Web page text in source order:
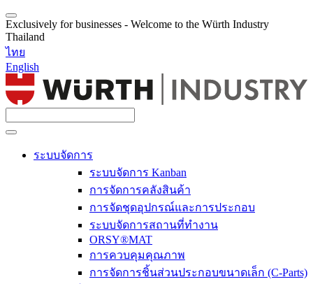
Exclusively for businesses - Welcome to the Würth Industry
Thailand
ไทย
English
ระบบจัดการ
ระบบจัดการ Kanban
การจัดการคลังสินค้า
การจัดชุดอุปกรณ์และการประกอบ
ระบบจัดการสถานที่ทำงาน
ORSY®MAT
การควบคุมคุณภาพ
การจัดการชิ้นส่วนประกอบขนาดเล็ก (C-Parts)